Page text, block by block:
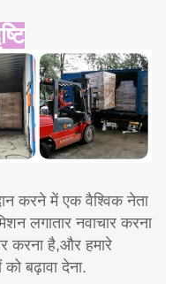
करने में एक वैश्विक नेता
लगातार नवाचार करना
करना है,और हमारे
बढ़ावा देना.